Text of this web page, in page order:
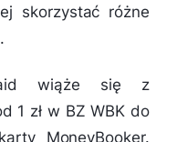
skorzystać różne
wiąże się z
1 zł w BZ WBK do
MoneyBooker.